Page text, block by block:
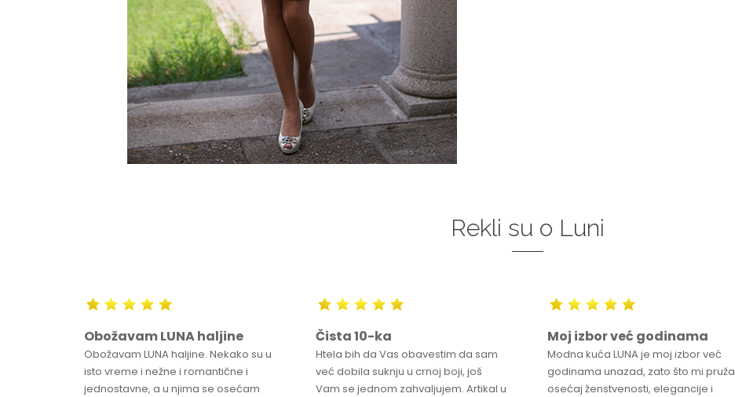
Rekli su o Luni
Obožavam LUNA haljine
Obožavam LUNA haljine. Nekako su u
isto vreme i nežne i romantične i
jednostavne, a u njima se osećam
Čista 10-ka
Htela bih da Vas obavestim da sam
već dobila suknju u crnoj boji, još
Vam se jednom zahvaljujem. Artikal u
Moj izbor već godinama
Modna kuća LUNA je moj izbor već
godinama unazad, zato što mi pruža
osećaj ženstvenosti, elegancije i